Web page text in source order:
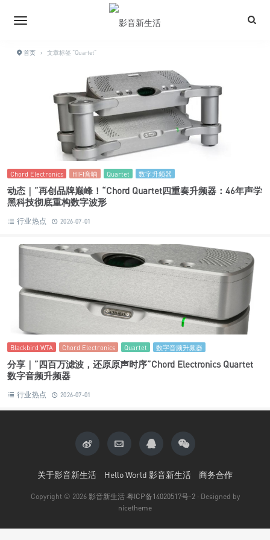
首页 › 文章标签 "Quartet"
Chord Electronics HIFI音响 Quartet 数字升频器
动态｜”再创品牌巅峰！“Chord Quartet四重奏升频器：46年声学
黑科技彻底重构数字波形
行业热点 2026-07-01
Blackbird WTA Chord Electronics Quartet 数字音频升频器
分享｜”四百万滤波，还原原声时序”Chord Electronics Quartet
数字音频升频器
行业热点 2026-07-01
关于影音新生活 Hello World 影音新生活 商务合作
Copyright © 2026 影音新生活 粤ICP备14020517号-2 · Designed by
nicetheme